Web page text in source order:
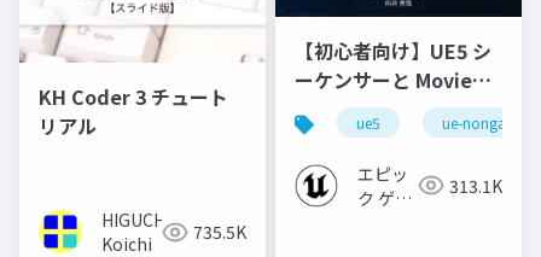
KH Coder 3 チュート
リアル
HIGUCHI
Koichi
735.5K
【初心者向け】UE5 シ
ーケンサーと Movie
Render Queue の使い
方【Cinematic Dive
2023】
ue5 ue-nongame
エピッ
ク ゲー
313.1K